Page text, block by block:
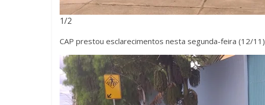
1/2
CAP prestou esclarecimentos nesta segunda-feira (12/11)